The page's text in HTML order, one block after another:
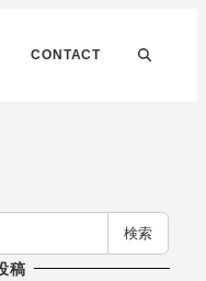
CONTACT
検索
稿